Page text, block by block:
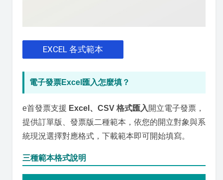
EXCEL 各式範本
電子發票Excel匯入怎麼填？
e首發票支援 Excel、CSV 格式匯入 開立電子發票，
提供訂單版、發票版二種範本，依您的開立對象與系
統現況選擇對應格式，下載範本即可開始填寫。
三種範本格式說明